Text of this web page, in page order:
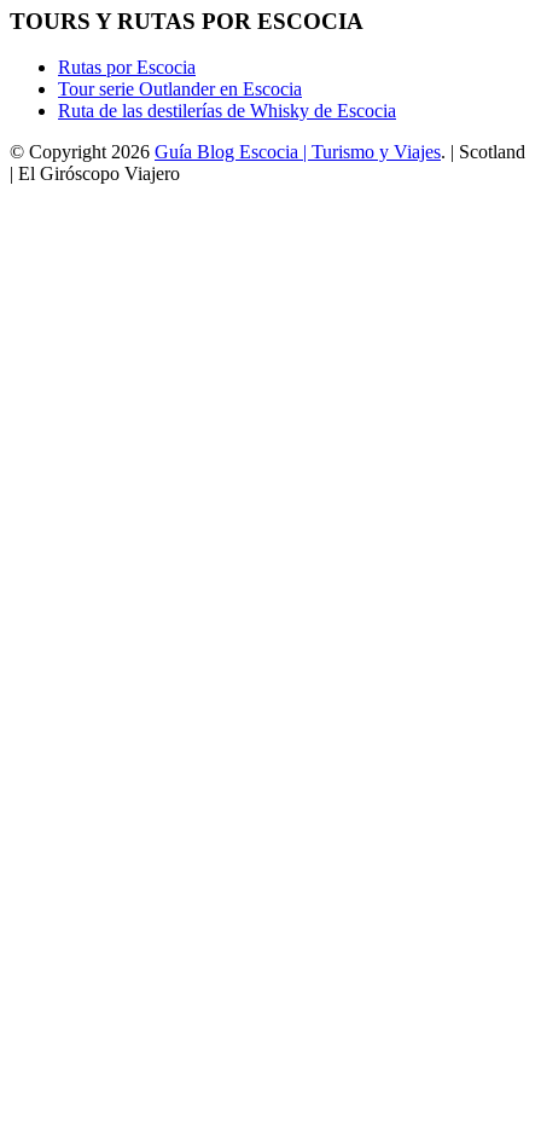
TOURS Y RUTAS POR ESCOCIA
Rutas por Escocia
Tour serie Outlander en Escocia
Ruta de las destilerías de Whisky de Escocia
© Copyright 2026 Guía Blog Escocia | Turismo y Viajes. | Scotland
| El Giróscopo Viajero